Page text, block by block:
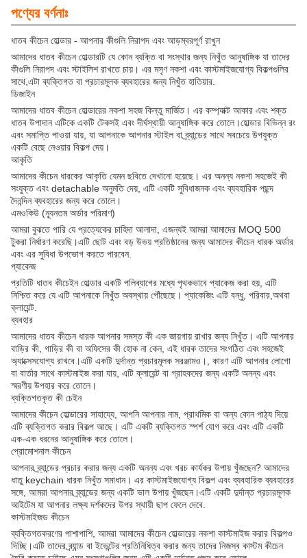
পণ্যের বর্ণনাঃ
ধাতব কীচেন হোল্ডার - আপনার কীগুলি নিরাপদ এবং আড়ম্বরপূর্ণ রাখুন
আমাদের ধাতব কীচেন হোল্ডারটি যে কোন ব্যক্তি বা সংস্থার জন্য নিখুঁত আনুষাঙ্গিক যা তাদের
কীগুলি নিরাপদ এবং স্টাইলিশ রাখতে চায়। এর মসৃণ নকশা এবং কাস্টমাইজযোগ্য বিকল্পগুলির
সাথে,এটা ব্যক্তিগত বা প্রচারমূলক ব্যবহারের জন্য নিখুঁত হাতিয়ার.
ডিজাইন
আমাদের ধাতব কীচেন হোল্ডারের নকশা সহজ কিন্তু মার্জিত। এর কম্প্যাক্ট আকার এবং শক্ত
ধাতব উপাদান এটিকে একটি টেকসই এবং দীর্ঘস্থায়ী আনুষাঙ্গিক করে তোলে।হোল্ডার বিভিন্ন রং
এবং সমাপ্তি পাওয়া যায়, যা আপনাকে আপনার স্টাইল বা ব্র্যান্ডের সাথে সবচেয়ে উপযুক্ত
একটি বেছে নেওয়ার বিকল্প দেয়।
আকৃতি
আমাদের কীচেন ধারকের আকৃতি যেমন ছবিতে দেখানো হয়েছে। এর অনন্য নকশা সহজেই কী
সংযুক্ত এবং detachable অনুমতি দেয়, এটি একটি সুবিধাজনক এবং ব্যবহারিক পছন্দ
দৈনন্দিন ব্যবহারের জন্য করে তোলে।
এমওকিউ (ন্যূনতম অর্ডার পরিমাণ)
আমরা বুঝতে পারি যে প্রত্যেকের চাহিদা আলাদা, এজন্যই আমরা আমাদের MOQ 500
টুকরা নির্ধারণ করেছি।এটি ছোট এবং বড় উভয় প্রতিষ্ঠানের জন্য আমাদের কীচেন ধারক অর্ডার
এবং এর সুবিধা উপভোগ করতে পারবেন.
প্যাকেজ
প্রতিটি ধাতব কীচেইন হোল্ডার একটি পলিব্যাগের মধ্যে পৃথকভাবে প্যাকেজ করা হয়, এটি
নিশ্চিত করে যে এটি আপনাকে নিখুঁত অবস্থায় পৌঁছেছে। প্যাকেজিং এটি বন্ধু, পরিবার,অথবা
ক্লায়েন্ট.
ব্যবহার
আমাদের ধাতব কীচেন ধারক আপনার সমস্ত কী এক জায়গায় রাখার জন্য নিখুঁত। এটি আপনার
বাড়ির কী, গাড়ির কী বা অফিসের কী হোক না কেন, এই ধারক তাদের সংগঠিত এবং সহজেই
অ্যাক্সেসযোগ্য রাখবে।এটি একটি দুর্দান্ত প্রচারমূলক সরঞ্জামও।, কারণ এটি আপনার লোগো
বা বার্তার সাথে কাস্টমাইজ করা যায়, এটি ক্লায়েন্ট বা গ্রাহকদের জন্য একটি অনন্য এবং
স্মরণীয় উপহার করে তোলে।
ব্যক্তিগতকৃত কী চেইন
আমাদের কীচেন হোল্ডারের সাহায্যে, আপনি আপনার নাম, প্রাথমিক বা অন্য কোন পাঠ্য দিয়ে
এটি ব্যক্তিগত করার বিকল্প আছে। এটি একটি ব্যক্তিগত স্পর্শ যোগ করে এবং এটি একটি
এক-এক ধরনের আনুষাঙ্গিক করে তোলে।
প্রোমোশনাল কীচেন
আপনার ব্র্যান্ডের প্রচার করার জন্য একটি অনন্য এবং খরচ কার্যকর উপায় খুঁজছেন? আমাদের
ধাতু keychain ধারক নিখুঁত সমাধান। এর কাস্টমাইজযোগ্য বিকল্প এবং ব্যবহারিক ব্যবহারের
সঙ্গে, আমরা আপনার ব্র্যান্ডের জন্য একটি ভাল উপায় খুঁজছেন।এটি একটি দুর্দান্ত প্রচারমূলক
আইটেম যা আপনার লক্ষ্য দর্শকদের উপর স্থায়ী ছাপ ফেলে দেবে.
কাস্টমাইজড কীচেন
ব্যক্তিগতকরণের পাশাপাশি, আমরা আমাদের কীচেন হোল্ডারের নকশা কাস্টমাইজ করার বিকল্পও
দিচ্ছি।এটি তাদের ব্র্যান্ড বা ইভেন্টের প্রতিনিধিত্ব করার জন্য তাদের নিজস্ব কাস্টম কীচেন